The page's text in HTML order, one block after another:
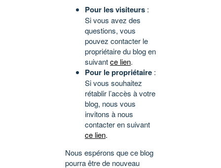
Pour les visiteurs :
Si vous avez des
questions, vous
pouvez contacter le
propriétaire du blog en
suivantce lien.
Pour le propriétaire :
Si vous souhaitez
rétablir l’accès à votre
blog, nous vous
invitons à nous
contacter en suivant
ce lien.
Nous espérons que ce blog
pourra être de nouveau